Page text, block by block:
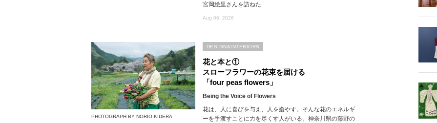
宮岡絵里さんを訪ねた
Aug 06, 2026
PHOTOGRAPH BY NORIO KIDERA
花と本と①
スローフラワーの花束を届ける
「four peas flowers」
Being the Voice of Flowers
花は、人に喜びを与え、人を癒やす。そんな花のエネルギ
ーを手渡すことに力を尽くす人がいる。神奈川県の藤野の
DESIGN&INTERIORS